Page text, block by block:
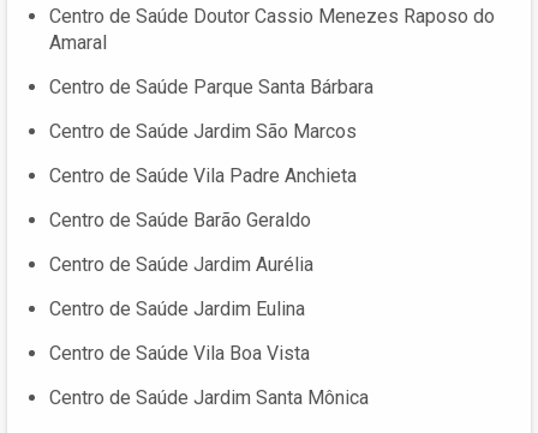
Centro de Saúde Doutor Cassio Menezes Raposo do
Amaral
Centro de Saúde Parque Santa Bárbara
Centro de Saúde Jardim São Marcos
Centro de Saúde Vila Padre Anchieta
Centro de Saúde Barão Geraldo
Centro de Saúde Jardim Aurélia
Centro de Saúde Jardim Eulina
Centro de Saúde Vila Boa Vista
Centro de Saúde Jardim Santa Mônica